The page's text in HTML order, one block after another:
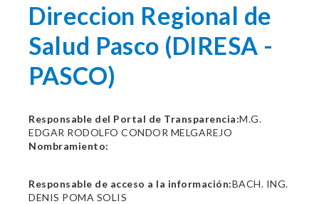
Direccion Regional de
Salud Pasco (DIRESA -
PASCO)
Responsable del Portal de Transparencia:M.G.
EDGAR RODOLFO CONDOR MELGAREJO
Nombramiento:
Responsable de acceso a la información:BACH. ING.
DENIS POMA SOLIS